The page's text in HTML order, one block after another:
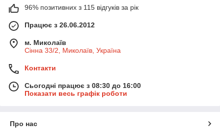
96% позитивних з 115 відгуків за рік
Працює з 26.06.2012
м. Миколаїв
Сінна 33/2, Миколаїв, Україна
Контакти
Сьогодні працює з 08:30 до 16:00
Показати весь графік роботи
Про нас